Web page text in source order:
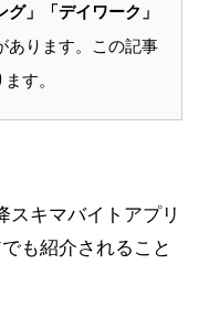
グ」「デイワーク」
あります。この記事
す。
キマバイトアプリ
も紹介されること